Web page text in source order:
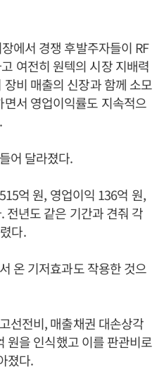
에서 경쟁 후발주자들이 RF
여전히 원텍의 시장 지배력
비 매출의 신장과 함께 소모
서 영업이익률도 지속적으
어 달라졌다.
억 원, 영업이익 136억 원,
전년도 같은 기간과 견줘 각
다.
온 기저효과도 작용한 것으
선전비, 매출채권 대손상각
원을 인식했고 이를 판관비로
졌다.